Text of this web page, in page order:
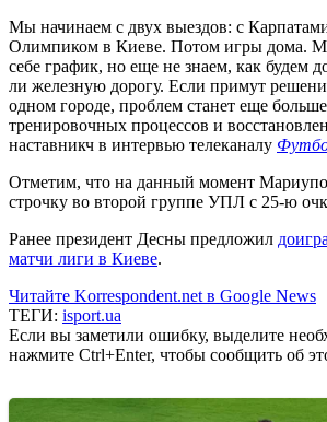
Мы начинаем с двух выездов: с
Олимпиком в Киеве. Потом игры дома.
себе график, но еще не знаем, как будем
ли железную дорогу. Если примут
одном городе, проблем станет еще
тренировочных процессов и
наставникч в интервью телеканалу
Отметим, что на данный момент
строчку во второй группе УПЛ с 25-ю
Ранее президент Десны предложил
матчи лиги в Киеве.
Читайте Korrespondent.net в Google News
ТЕГИ: isport.ua
Если вы заметили ошибку, выделите
нажмите Ctrl+Enter, чтобы сообщить об